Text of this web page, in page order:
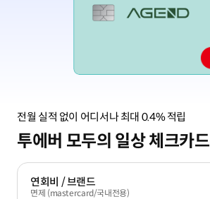
전월 실적 없이 어디서나 최대 0.4% 적립
투에버 모두의 일상 체크카드
연회비 / 브랜드
면제 (mastercard/국내전용)